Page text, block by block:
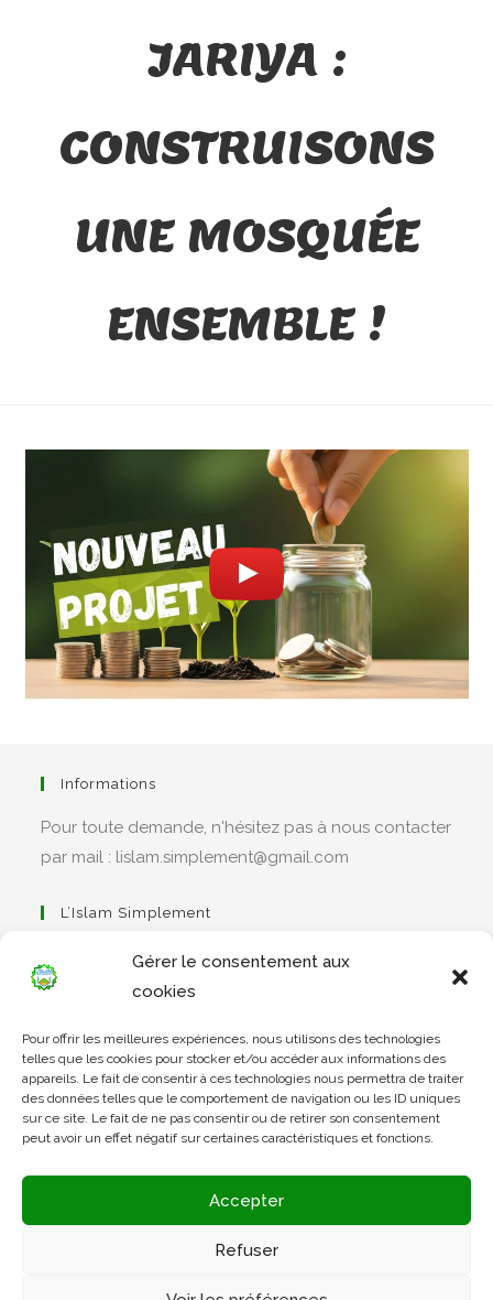
Gérer le consentement aux
cookies
Pour offrir les meilleures expériences, nous utilisons des technologies
telles que les cookies pour stocker et/ou accéder aux informations des
appareils. Le fait de consentir à ces technologies nous permettra de traiter
des données telles que le comportement de navigation ou les ID uniques
sur ce site. Le fait de ne pas consentir ou de retirer son consentement
peut avoir un effet négatif sur certaines caractéristiques et fonctions.
Accepter
Refuser
JARIYA :
CONSTRUISONS
UNE MOSQUÉE
ENSEMBLE !
Informations
Pour toute demande, n'hésitez pas à nous contacter
par mail : lislam.simplement@gmail.com
L’Islam Simplement
dans
un
nouvel
onglet
Apprendre Le Coran Simplement